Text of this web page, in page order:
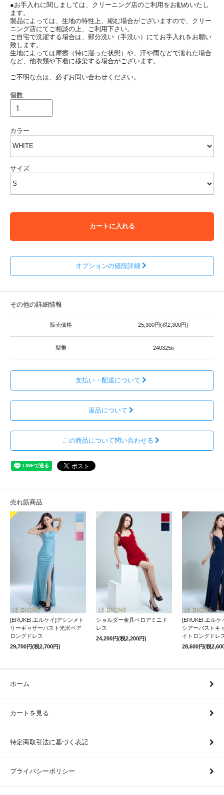
●お手入れに関しましては、クリーニング店のご利用をお勧めいたし
ます。
製品によっては、生地の特性上、縮む場合がございますので、クリー
ニング店にてご相談の上、ご利用下さい。
ご自宅で洗濯する場合は、部分洗い（手洗い）にてお手入れをお願い
致します。
生地によっては摩擦（特に湿った状態）や、汗や雨などで濡れた場合
など、他衣類や下着に移染する場合がございます。
ご不明な点は、必ずお問い合わせください。
個数
カラー
サイズ
カートに入れる
オプションの値段詳細
その他の詳細情報
販売価格 25,300円(税2,300円)
型番 240325ti
支払い・配送について
返品について
この商品について問い合わせる
売れ筋商品
[ERUKEI:エルケイ]アシンメト
リーギャザーバスト光沢ベア
ロングドレス
29,700円(税2,700円)
ショルダー金具ベロアミニド
レス
24,200円(税2,200円)
[ERUKEI:エルケ
シアーバストキ
イトロングドレ
28,600円(税
ホーム
カートを見る
特定商取引法に基づく表記
プライバシーポリシー